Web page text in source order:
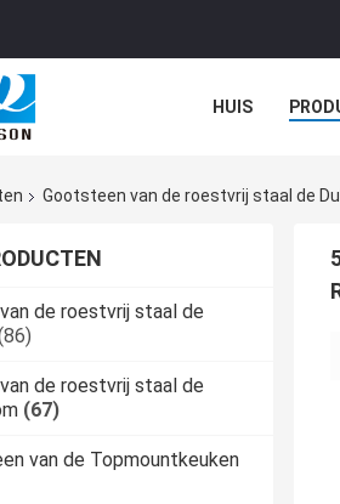
HUIS
Gootsteen van de roestvrij staal de
de roestvrij staal de
de roestvrij staal de
(67)
van de Topmountkeuken